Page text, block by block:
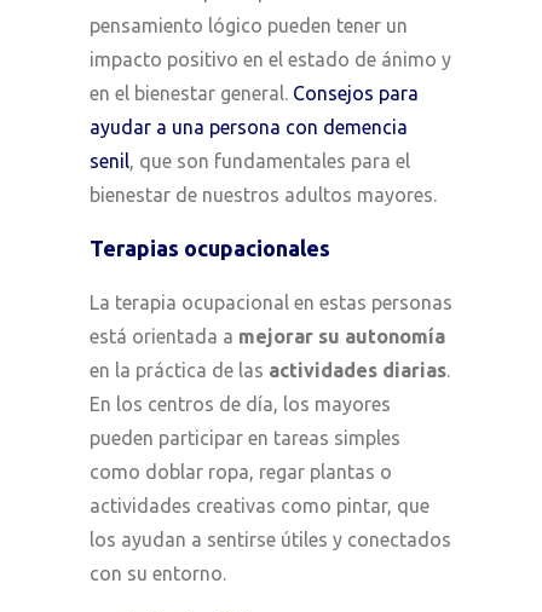
pensamiento lógico pueden tener un
impacto positivo en el estado de ánimo y
en el bienestar general. Consejos para
ayudar a una persona con demencia
senil, que son fundamentales para el
bienestar de nuestros adultos mayores.
Terapias ocupacionales
La terapia ocupacional en estas personas
está orientada a mejorar su autonomía
en la práctica de las actividades diarias.
En los centros de día, los mayores
pueden participar en tareas simples
como doblar ropa, regar plantas o
actividades creativas como pintar, que
los ayudan a sentirse útiles y conectados
con su entorno.